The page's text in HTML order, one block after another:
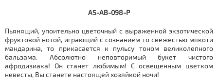
AS-AB-098-P
Пьянящий, упоительно цветочный с выраженной экзотической
фруктовой нотой, играющий с сознанием то свежестью мякоти
мандарина, то прикасается к пульсу тоном великолепного
бальзама. Абсолютно неповторимый букет чистого
афродизиака! Он станет любимым! С освещенным цветком
невесты, Вы станете настоящей хозяйкой ночи!